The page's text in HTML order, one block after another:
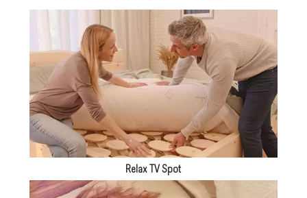
Relax TV Spot